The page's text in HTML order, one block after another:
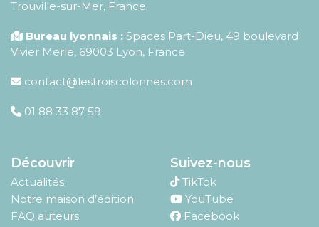
Trouville-sur-Mer, France
Bureau lyonnais : Spaces Part-Dieu, 49 boulevard
Vivier Merle, 69003 Lyon, France
contact@lestroiscolonnes.com
01 88 33 87 59
Découvrir
Actualités
Notre maison d’édition
FAQ auteurs
Suivez-nous
TikTok
YouTube
Facebook